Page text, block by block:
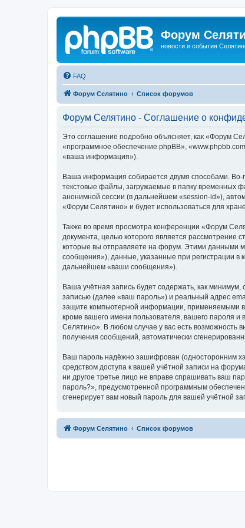
Форум
новости и события
FAQ
Форум Селятино Список форумов
Форум Селятино - Соглашение о
Это соглашение подробно объясняет, как «Форум
«программное обеспечение phpBB»,
«ваша информация»).
Ваша информация собирается двумя способами.
текстовые файлы, загружаемые в папку временных
анонимной сессии (в дальнейшем «session-id»),
«Форум Селятино» и будет использоваться для
Также во время просмотра конференции «Форум
документа, целью которого является
которые вы отправляете на форум. Этими данными
сообщения»), данные, указанные при регистрации
дальнейшем «ваши сообщения»).
Ваша учётная запись будет содержать, как
записью (далее «ваш пароль») и реальный адрес
защите компьютерной информации, применяемыми
кроме вашего имени пользователя, вашего пароля
Селятино». В любом случае у вас есть возможность
получения сообщений, автоматически
Ваш пароль надёжно зашифрован (односторонним
средством доступа к вашей учётной записи на
ни другое третье лицо не вправе спрашивать ваш
пароль?», предусмотренной программным
сгенерирует вам новый пароль для вашей учётной
Форум Селятино Список форумов